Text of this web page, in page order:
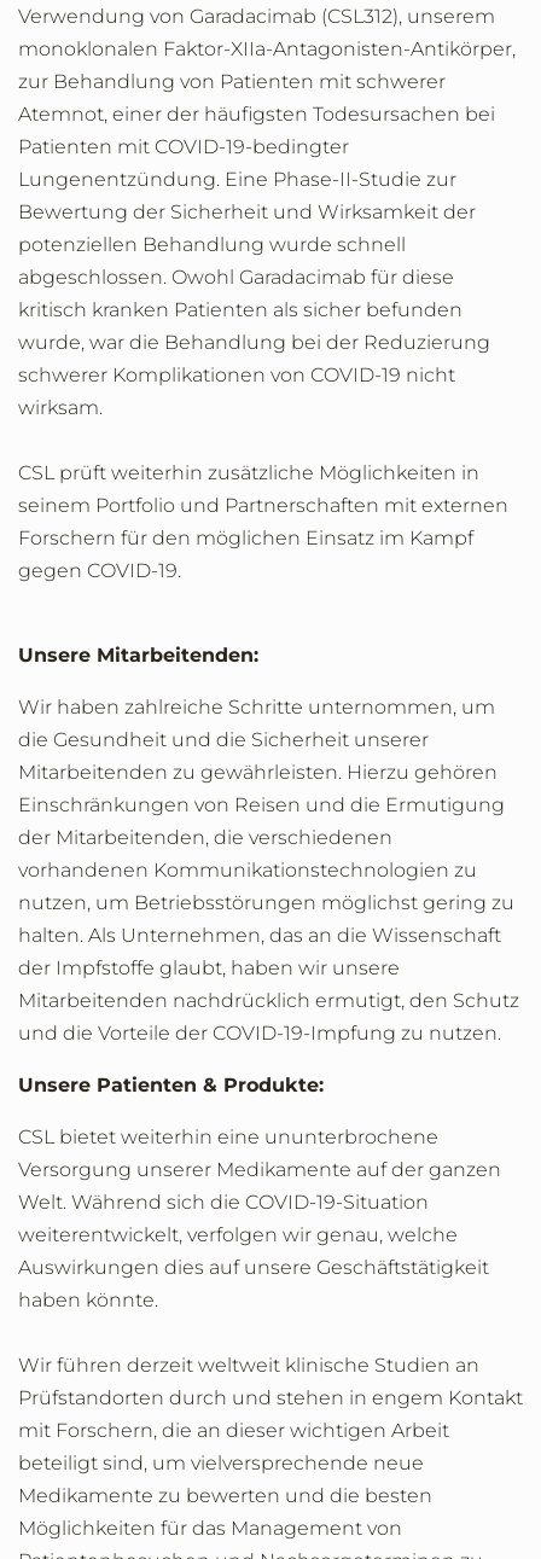
Verwendung von Garadacimab (CSL312), unserem
monoklonalen Faktor-XIIa-Antagonisten-Antikörper,
zur Behandlung von Patienten mit schwerer
Atemnot, einer der häufigsten Todesursachen bei
Patienten mit COVID-19-bedingter
Lungenentzündung. Eine Phase-II-Studie zur
Bewertung der Sicherheit und Wirksamkeit der
potenziellen Behandlung wurde schnell
abgeschlossen. Owohl Garadacimab für diese
kritisch kranken Patienten als sicher befunden
wurde, war die Behandlung bei der Reduzierung
schwerer Komplikationen von COVID-19 nicht
wirksam.
CSL prüft weiterhin zusätzliche Möglichkeiten in
seinem Portfolio und Partnerschaften mit externen
Forschern für den möglichen Einsatz im Kampf
gegen COVID-19.
Unsere Mitarbeitenden:
Wir haben zahlreiche Schritte unternommen, um
die Gesundheit und die Sicherheit unserer
Mitarbeitenden zu gewährleisten. Hierzu gehören
Einschränkungen von Reisen und die Ermutigung
der Mitarbeitenden, die verschiedenen
vorhandenen Kommunikationstechnologien zu
nutzen, um Betriebsstörungen möglichst gering zu
halten. Als Unternehmen, das an die Wissenschaft
der Impfstoffe glaubt, haben wir unsere
Mitarbeitenden nachdrücklich ermutigt, den Schutz
und die Vorteile der COVID-19-Impfung zu nutzen.
Unsere Patienten & Produkte:
CSL bietet weiterhin eine ununterbrochene
Versorgung unserer Medikamente auf der ganzen
Welt. Während sich die COVID-19-Situation
weiterentwickelt, verfolgen wir genau, welche
Auswirkungen dies auf unsere Geschäftstätigkeit
haben könnte.
Wir führen derzeit weltweit klinische Studien an
Prüfstandorten durch und stehen in engem Kontakt
mit Forschern, die an dieser wichtigen Arbeit
beteiligt sind, um vielversprechende neue
Medikamente zu bewerten und die besten
Möglichkeiten für das Management von